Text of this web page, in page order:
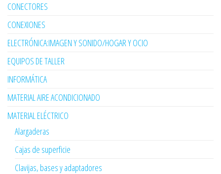
CONECTORES
CONEXIONES
ELECTRÓNICA:IMAGEN Y SONIDO/HOGAR Y OCIO
EQUIPOS DE TALLER
INFORMÁTICA
MATERIAL AIRE ACONDICIONADO
MATERIAL ELÉCTRICO
Alargaderas
Cajas de superficie
Clavijas, bases y adaptadores